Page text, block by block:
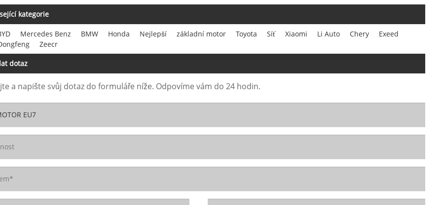
kategorie
Mercedes Benz BMW Honda Nejlepší základní motor Toyota Síť Xiaomi Li Auto Chery
Exeed
Zeecr
dotaz
a napište svůj dotaz do formuláře níže. Odpovíme vám do 24 hodin.